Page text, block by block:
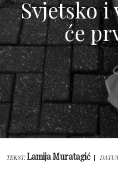
Svjetsko i
će
TEKST:Lamija Muratagić